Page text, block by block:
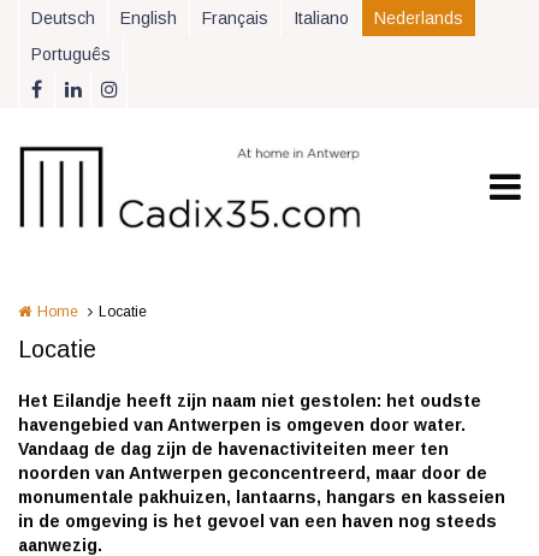
Overslaan en naar de inhoud gaan
Deutsch English Français Italiano
Nederlands
Português
Home Locatie
Locatie
Het Eilandje heeft zijn naam niet gestolen: het oudste
havengebied van Antwerpen is omgeven door water.
Vandaag de dag zijn de havenactiviteiten meer ten
noorden van Antwerpen geconcentreerd, maar door de
monumentale pakhuizen, lantaarns, hangars en kasseien
in de omgeving is het gevoel van een haven nog steeds
aanwezig.